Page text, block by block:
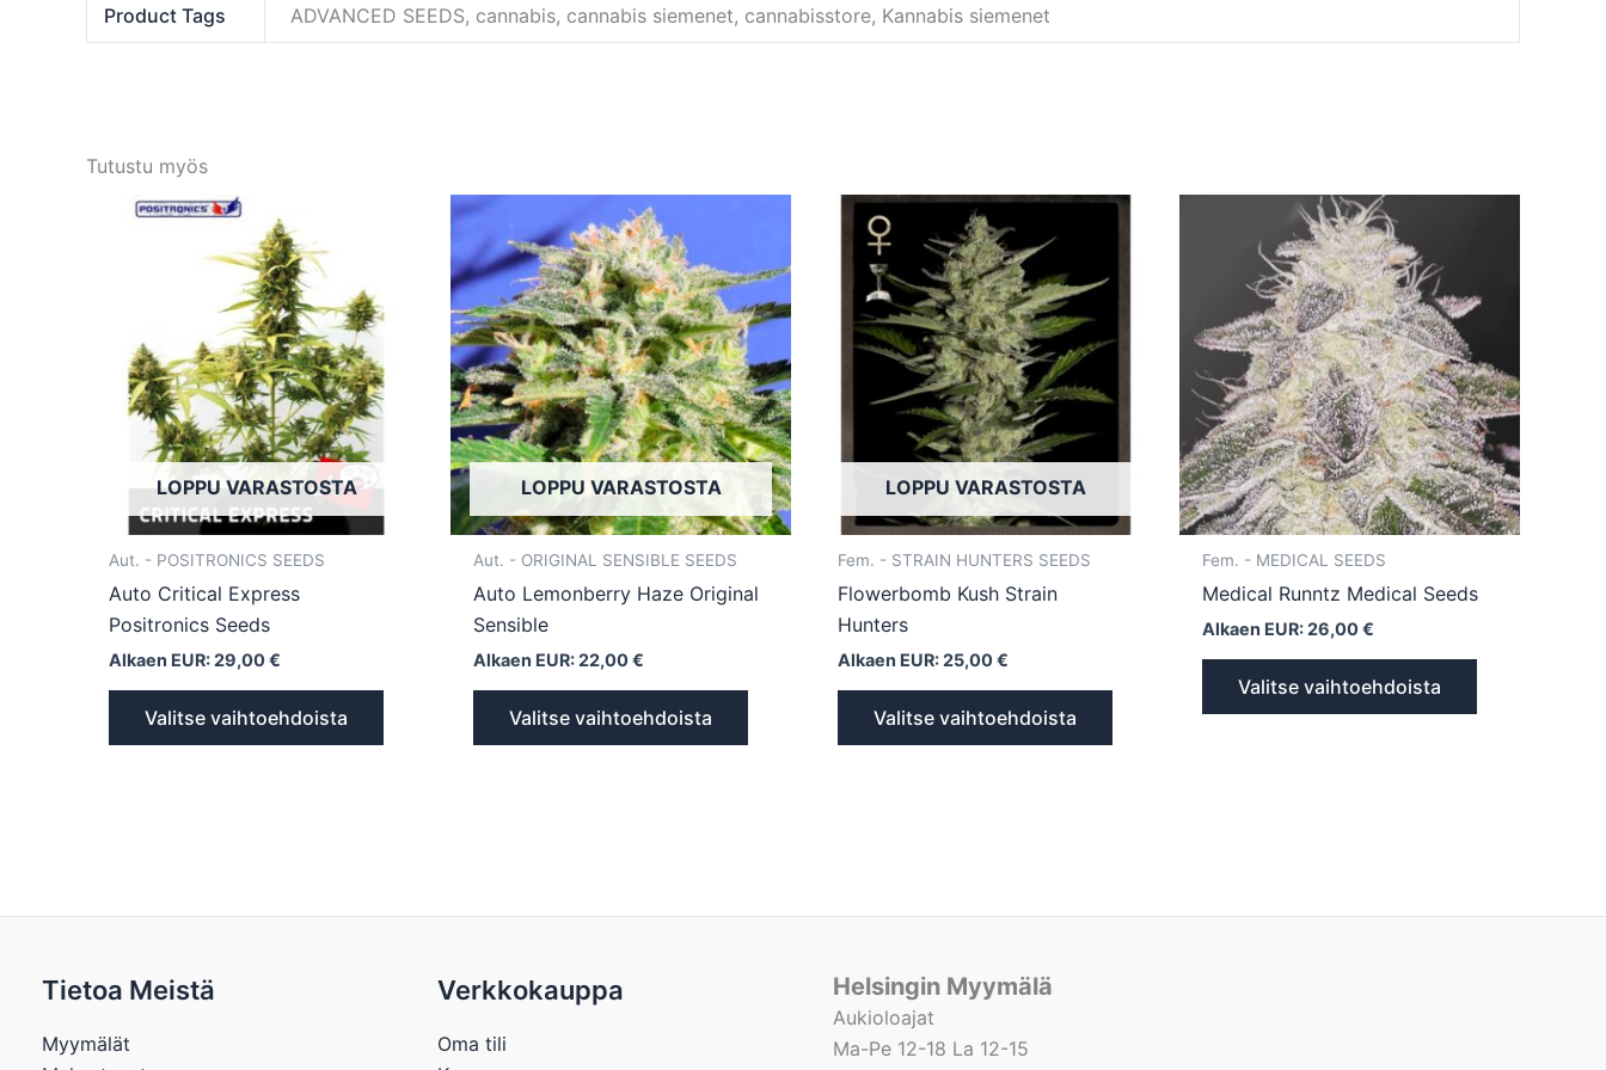
Product Tags ADVANCED SEEDS, cannabis, cannabis siemenet, cannabisstore, Kannabis siemenet
Tutustu myös
LOPPU VARASTOSTA
Aut. - POSITRONICS SEEDS
Auto Critical Express
Positronics Seeds
Alkaen EUR:29,00€
Valitse vaihtoehdoista
useampi
muunnelma.
Voit
tehdä
valinnat
tuotteen
LOPPU VARASTOSTA
Aut. - ORIGINAL SENSIBLE SEEDS
Auto Lemonberry Haze Original
Sensible
Alkaen EUR:22,00€
Valitse vaihtoehdoista
on
useampi
muunnelma.
Voit
tehdä
valinnat
tuotteen
sivulla.
LOPPU VARASTOSTA
Fem. - STRAIN HUNTERS SEEDS
Flowerbomb Kush Strain
Hunters
Alkaen EUR:25,00€
Valitse vaihtoehdoista
Tällä
muunnelma.
tehdä
tuotteen
Fem. - MEDICAL SEEDS
Medical Runntz Medical Seeds
Alkaen EUR:26,00€
Valitse vaihtoehdoista
useampi
Voit
tehdä
valinnat
tuotteen
sivulla.
Tietoa Meistä
Myymälät
Verkkokauppa
Oma tili
Helsingin Myymälä
Aukioloajat
Ma-Pe 12-18 La 12-15